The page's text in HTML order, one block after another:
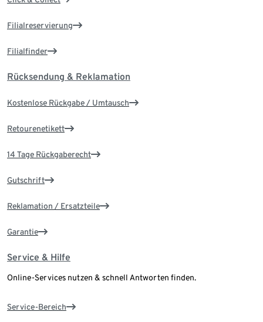
Filialreservierung
Filialfinder
Rücksendung & Reklamation
Kostenlose Rückgabe / Umtausch
Retourenetikett
14 Tage Rückgaberecht
Gutschrift
Reklamation / Ersatzteile
Garantie
Service & Hilfe
Online-Services nutzen & schnell Antworten finden.
Service-Bereich